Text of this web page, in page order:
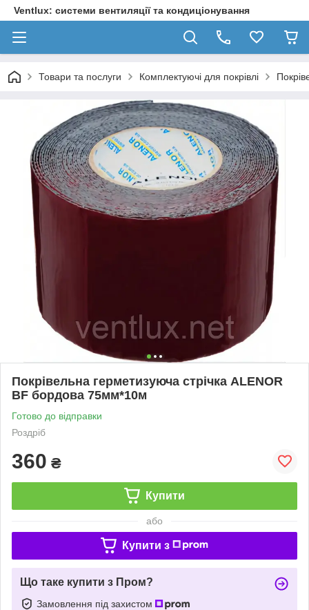
Ventlux: системи вентиляції та кондиціонування
Товари та послуги Комплектуючі для покрівлі
Покрівельна герметизуюча стрічка ALENOR
BF бордова 75мм*10м
Готово до відправки
Роздріб
360 ₴
Купити
або
Купити з
Що таке купити з Пром?
Замовлення під захистом